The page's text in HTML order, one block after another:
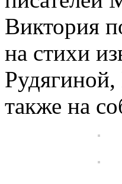
Виктория
на стихи
также на